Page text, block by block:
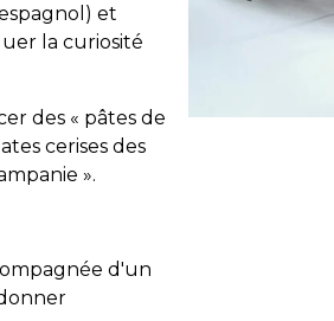
et
la curiosité
des « pâtes de
cerises des
».
d'un